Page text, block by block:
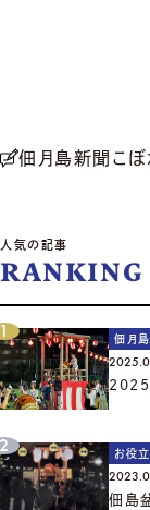
佃月島新聞こぼ
人気の記事
RANKING
佃月
2025
お役
佃島